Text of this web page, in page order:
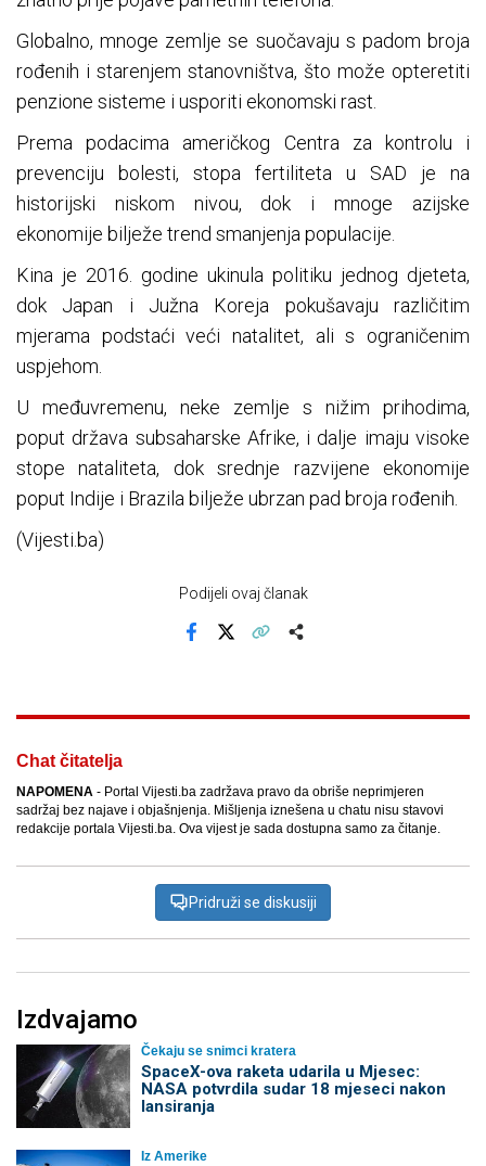
Globalno, mnoge zemlje se suočavaju s padom broja
rođenih i starenjem stanovništva, što može opteretiti
penzione sisteme i usporiti ekonomski rast.
Prema podacima američkog Centra za kontrolu i
prevenciju bolesti, stopa fertiliteta u SAD je na
historijski niskom nivou, dok i mnoge azijske
ekonomije bilježe trend smanjenja populacije.
Kina je 2016. godine ukinula politiku jednog djeteta,
dok Japan i Južna Koreja pokušavaju različitim
mjerama podstaći veći natalitet, ali s ograničenim
uspjehom.
U međuvremenu, neke zemlje s nižim prihodima,
poput država subsaharske Afrike, i dalje imaju visoke
stope nataliteta, dok srednje razvijene ekonomije
poput Indije i Brazila bilježe ubrzan pad broja rođenih.
(Vijesti.ba)
Podijeli ovaj članak
Chat čitatelja
NAPOMENA - Portal Vijesti.ba zadržava pravo da obriše neprimjeren
sadržaj bez najave i objašnjenja. Mišljenja iznešena u chatu nisu stavovi
redakcije portala Vijesti.ba. Ova vijest je sada dostupna samo za čitanje.
Pridruži se diskusiji
Izdvajamo
Čekaju se snimci kratera
SpaceX-ova raketa udarila u Mjesec:
NASA potvrdila sudar 18 mjeseci nakon
lansiranja
Iz Amerike